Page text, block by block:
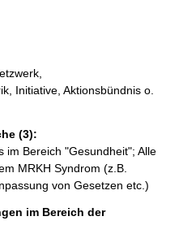
Initiative, Aktionsbündnis o.
(3):
im Bereich "Gesundheit"; Alle
MRKH Syndrom (z.B.
von Gesetzen etc.)
im Bereich der